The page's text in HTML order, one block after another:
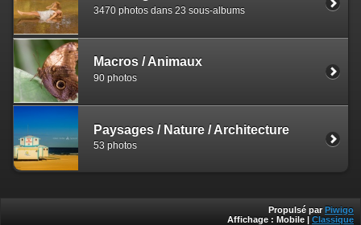
3470 photos dans 23 sous-albums
Macros / Animaux
90 photos
Paysages / Nature / Architecture
53 photos
Propulsé par Piwigo
Affichage : Mobile Classique